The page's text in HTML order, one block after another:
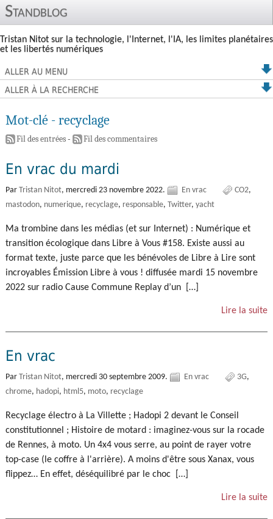
Standblog
Tristan Nitot sur la technologie, l'Internet, l'IA, les limites planétaires
et les libertés numériques
ALLER AU MENU
ALLER À LA RECHERCHE
Mot-clé - recyclage
Fil des entrées- Fil des commentaires
En vrac du mardi
Par Tristan Nitot, mercredi 23 novembre 2022. En vrac
CO2
mastodon numerique recyclage responsable Twitter yacht
Ma trombine dans les médias (et sur Internet) : Numérique et
transition écologique dans Libre à Vous #158. Existe aussi au
format texte, juste parce que les bénévoles de Libre à Lire sont
incroyables Émission Libre à vous ! diffusée mardi 15 novembre
2022 sur radio Cause Commune Replay d’un […]
Lire la suite
En vrac
Par Tristan Nitot, mercredi 30 septembre 2009. En vrac
3G
chrome
hadopi html5 moto recyclage
Recyclage électro à La Villette ; Hadopi 2 devant le Conseil
constitutionnel ; Histoire de motard : imaginez-vous sur la rocade
de Rennes, à moto. Un 4x4 vous serre, au point de rayer votre
top-case (le coffre à l'arrière). A moins d'être sous Xanax, vous
flippez… En effet, déséquilibré par le choc […]
Lire la suite